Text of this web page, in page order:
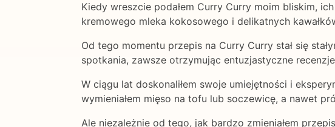
Kiedy wreszcie podałem Curry Curry moim bliskim,
kremowego mleka kokosowego i delikatnych
Od tego momentu przepis na Curry Curry stał się
spotkania, zawsze otrzymując entuzjastyczne
W ciągu lat doskonaliłem swoje umiejętności i
wymieniałem mięso na tofu lub soczewicę, a nawet
Ale niezależnie od tego, jak bardzo zmieniałem